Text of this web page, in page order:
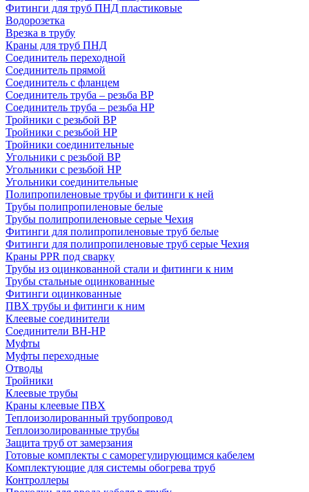
Фитинги для труб ПНД пластиковые
Водорозетка
Врезка в трубу
Краны для труб ПНД
Соединитель переходной
Соединитель прямой
Соединитель с фланцем
Соединитель труба – резьба ВР
Соединитель труба – резьба НР
Тройники с резьбой ВР
Тройники с резьбой НР
Тройники соединительные
Угольники с резьбой ВР
Угольники с резьбой НР
Угольники соединительные
Полипропиленовые трубы и фитинги к ней
Трубы полипропиленовые белые
Трубы полипропиленовые серые Чехия
Фитинги для полипропиленовые труб белые
Фитинги для полипропиленовые труб серые Чехия
Краны PPR под сварку
Трубы из оцинкованной стали и фитинги к ним
Трубы стальные оцинкованные
Фитинги оцинкованные
ПВХ трубы и фитинги к ним
Клеевые соединители
Соединители ВН-НР
Муфты
Муфты переходные
Отводы
Тройники
Клеевые трубы
Краны клеевые ПВХ
Теплоизолированный трубопровод
Теплоизолированные трубы
Защита труб от замерзания
Готовые комплекты с саморегулирующимся кабелем
Комплектующие для системы обогрева труб
Контроллеры